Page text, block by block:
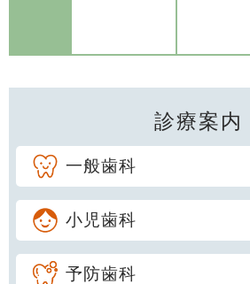
診療案内
一般歯科
小児歯科
予防歯科